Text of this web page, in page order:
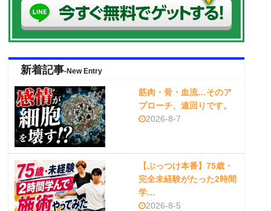
新着記事-New Entry
筋肉・骨・血流…そのア
プローチ、遠回りです。
2026-8-7
【ぶっつけ本番】75歳・
完全未経験がたった2時間
学…
2026-8-5